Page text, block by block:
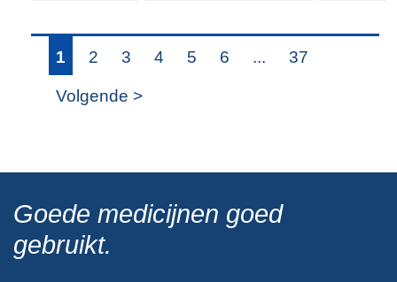
1 2 3 4 5 6 ... 37
Volgende >
Goede medicijnen goed
gebruikt.